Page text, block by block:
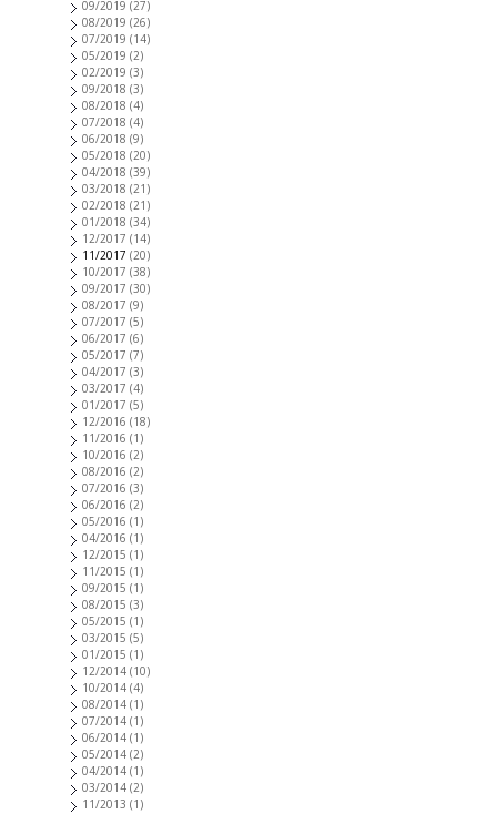
09/2019 (27)
08/2019 (26)
07/2019 (14)
05/2019 (2)
02/2019 (3)
09/2018 (3)
08/2018 (4)
07/2018 (4)
06/2018 (9)
05/2018 (20)
04/2018 (39)
03/2018 (21)
02/2018 (21)
01/2018 (34)
12/2017 (14)
11/2017 (20)
10/2017 (38)
09/2017 (30)
08/2017 (9)
07/2017 (5)
06/2017 (6)
05/2017 (7)
04/2017 (3)
03/2017 (4)
01/2017 (5)
12/2016 (18)
11/2016 (1)
10/2016 (2)
08/2016 (2)
07/2016 (3)
06/2016 (2)
05/2016 (1)
04/2016 (1)
12/2015 (1)
11/2015 (1)
09/2015 (1)
08/2015 (3)
05/2015 (1)
03/2015 (5)
01/2015 (1)
12/2014 (10)
10/2014 (4)
08/2014 (1)
07/2014 (1)
06/2014 (1)
05/2014 (2)
04/2014 (1)
03/2014 (2)
11/2013 (1)